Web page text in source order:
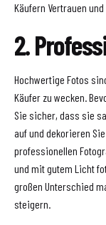
Käufern Vertrauen
2.
Hochwertige Fotos
Käufer zu wecken.
Sie sicher, dass sie
auf und dekorieren
professionellen
und mit gutem Licht
großen Unterschied
steigern.